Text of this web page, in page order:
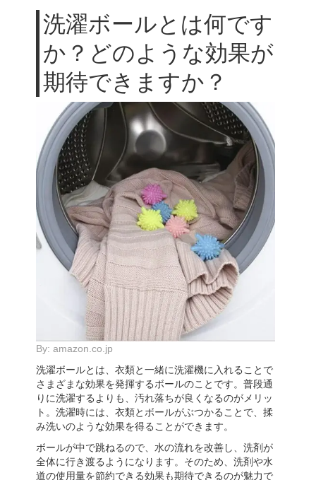
洗濯ボールとは何です
か？どのような効果が
期待できますか？
By: amazon.co.jp
洗濯ボールとは、衣類と一緒に洗濯機に入れることで
さまざまな効果を発揮するボールのことです。普段通
りに洗濯するよりも、汚れ落ちが良くなるのがメリッ
ト。洗濯時には、衣類とボールがぶつかることで、揉
み洗いのような効果を得ることができます。
ボールが中で跳ねるので、水の流れを改善し、洗剤が
全体に行き渡るようになります。そのため、洗剤や水
道の使用量を節約できる効果も期待できるのが魅力で